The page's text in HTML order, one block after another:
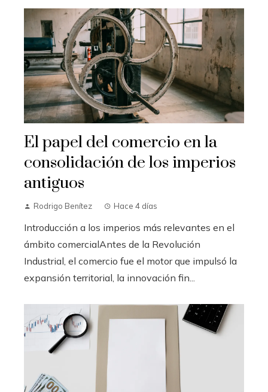
El papel del comercio en la
consolidación de los imperios
antiguos
Rodrigo Benítez Hace 4 días
Introducción a los imperios más relevantes en el
ámbito comercialAntes de la Revolución
Industrial, el comercio fue el motor que impulsó la
expansión territorial, la innovación fin...